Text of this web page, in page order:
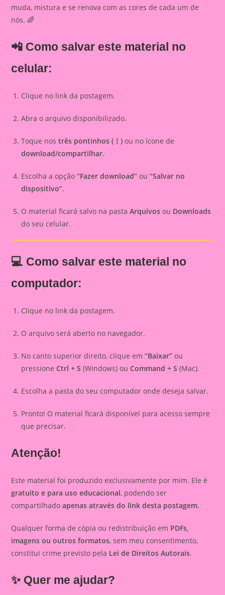
muda, mistura e se renova com as cores de cada um de
nós. 🌈
📲 Como salvar este material no
celular:
Clique no link da postagem.
Abra o arquivo disponibilizado.
Toque nostrês pontinhos (⋮) ou no ícone de
download/compartilhar.
Escolha a opção“Fazer download” ou“Salvar no
dispositivo”.
O material ficará salvo na pastaArquivos ou Downloads
do seu celular.
💻 Como salvar este material no
computador:
Clique no link da postagem.
O arquivo será aberto no navegador.
No canto superior direito, clique em“Baixar” ou
pressioneCtrl + S (Windows) ouCommand + S (Mac).
Escolha a pasta do seu computador onde deseja salvar.
Pronto! O material ficará disponível para acesso sempre
que precisar.
Atenção!
Este material foi produzido exclusivamente por mim. Ele é
gratuito e para uso educacional, podendo ser
compartilhadoapenas através do link desta postagem.
Qualquer forma de cópia ou redistribuição em PDFs,
imagens ou outros formatos, sem meu consentimento,
constitui crime previsto pela Lei de Direitos Autorais.
✨ Quer me ajudar?